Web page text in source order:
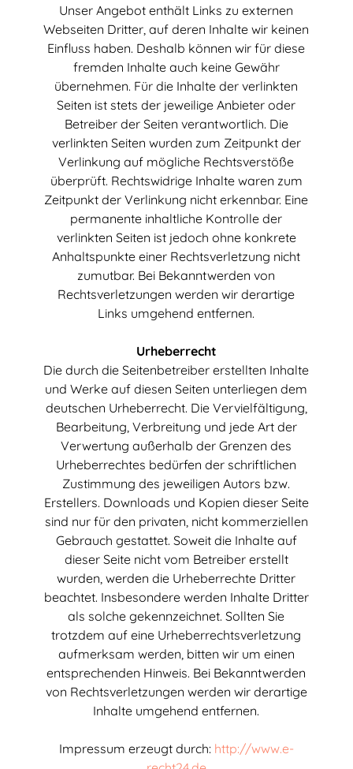
Unser Angebot enthält Links zu externen
Webseiten Dritter, auf deren Inhalte wir keinen
Einfluss haben. Deshalb können wir für diese
fremden Inhalte auch keine Gewähr
übernehmen. Für die Inhalte der verlinkten
Seiten ist stets der jeweilige Anbieter oder
Betreiber der Seiten verantwortlich. Die
verlinkten Seiten wurden zum Zeitpunkt der
Verlinkung auf mögliche Rechtsverstöße
überprüft. Rechtswidrige Inhalte waren zum
Zeitpunkt der Verlinkung nicht erkennbar. Eine
permanente inhaltliche Kontrolle der
verlinkten Seiten ist jedoch ohne konkrete
Anhaltspunkte einer Rechtsverletzung nicht
zumutbar. Bei Bekanntwerden von
Rechtsverletzungen werden wir derartige
Links umgehend entfernen.
Urheberrecht
Die durch die Seitenbetreiber erstellten Inhalte
und Werke auf diesen Seiten unterliegen dem
deutschen Urheberrecht. Die Vervielfältigung,
Bearbeitung, Verbreitung und jede Art der
Verwertung außerhalb der Grenzen des
Urheberrechtes bedürfen der schriftlichen
Zustimmung des jeweiligen Autors bzw.
Erstellers. Downloads und Kopien dieser Seite
sind nur für den privaten, nicht kommerziellen
Gebrauch gestattet. Soweit die Inhalte auf
dieser Seite nicht vom Betreiber erstellt
wurden, werden die Urheberrechte Dritter
beachtet. Insbesondere werden Inhalte Dritter
als solche gekennzeichnet. Sollten Sie
trotzdem auf eine Urheberrechtsverletzung
aufmerksam werden, bitten wir um einen
entsprechenden Hinweis. Bei Bekanntwerden
von Rechtsverletzungen werden wir derartige
Inhalte umgehend entfernen.
Impressum erzeugt durch: http://www.e-